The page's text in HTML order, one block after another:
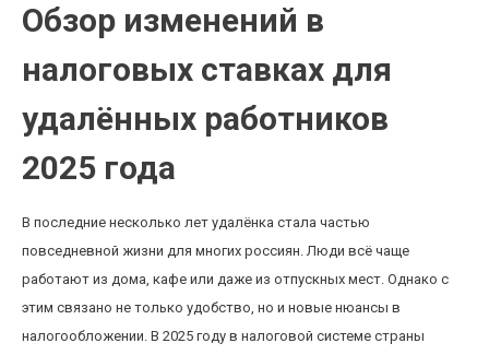
Обзор изменений в
налоговых ставках для
удалённых работников
2025 года
В последние несколько лет удалёнка стала частью
повседневной жизни для многих россиян. Люди всё чаще
работают из дома, кафе или даже из отпускных мест. Однако с
этим связано не только удобство, но и новые нюансы в
налогообложении. В 2025 году в налоговой системе страны